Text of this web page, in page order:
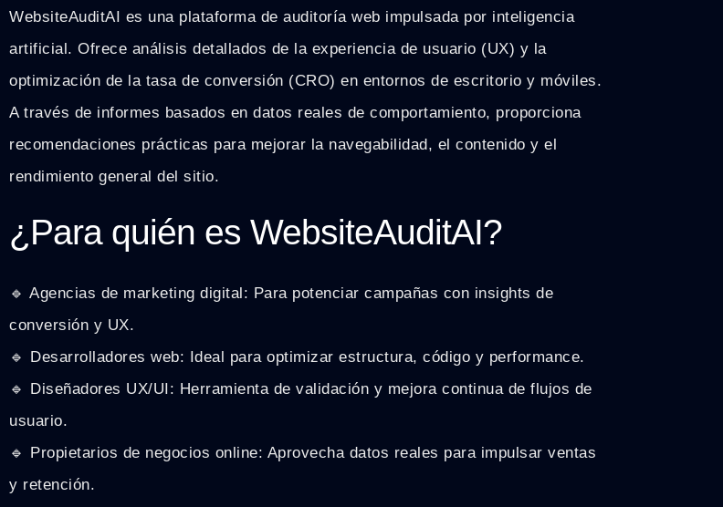
WebsiteAuditAI es una plataforma de auditoría web impulsada por inteligencia
artificial. Ofrece análisis detallados de la experiencia de usuario (UX) y la
optimización de la tasa de conversión (CRO) en entornos de escritorio y móviles.
A través de informes basados en datos reales de comportamiento, proporciona
recomendaciones prácticas para mejorar la navegabilidad, el contenido y el
rendimiento general del sitio.
¿Para quién es WebsiteAuditAI?
🔹 Agencias de marketing digital: Para potenciar campañas con insights de
conversión y UX.
🔹 Desarrolladores web: Ideal para optimizar estructura, código y performance.
🔹 Diseñadores UX/UI: Herramienta de validación y mejora continua de flujos de
usuario.
🔹 Propietarios de negocios online: Aprovecha datos reales para impulsar ventas
y retención.